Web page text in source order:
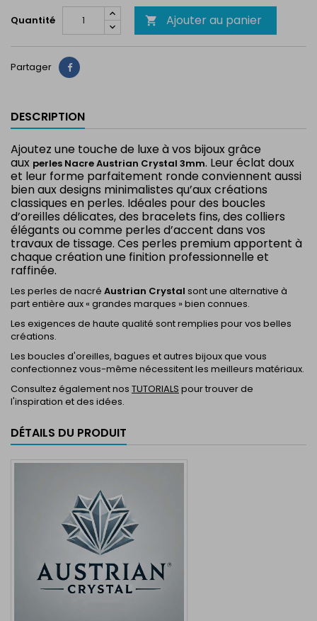
Quantité  Ajouter au panier
Partager Partager
DESCRIPTION
Ajoutez une touche de luxe à vos bijoux grâce
aux perles Nacre Austrian Crystal 3mm. Leur éclat doux
et leur forme parfaitement ronde conviennent aussi
bien aux designs minimalistes qu’aux créations
classiques en perles. Idéales pour des boucles
d’oreilles délicates, des bracelets fins, des colliers
élégants ou comme perles d’accent dans vos
travaux de tissage. Ces perles premium apportent à
chaque création une finition professionnelle et
raffinée.
Les perles de nacré Austrian Crystal sont une alternative à
part entière aux « grandes marques » bien connues.
Les exigences de haute qualité sont remplies pour vos belles
créations.
Les boucles d'oreilles, bagues et autres bijoux que vous
confectionnez vous-même nécessitent les meilleurs matériaux.
Consultez également nos TUTORIALS pour trouver de
l'inspiration et des idées.
DÉTAILS DU PRODUIT